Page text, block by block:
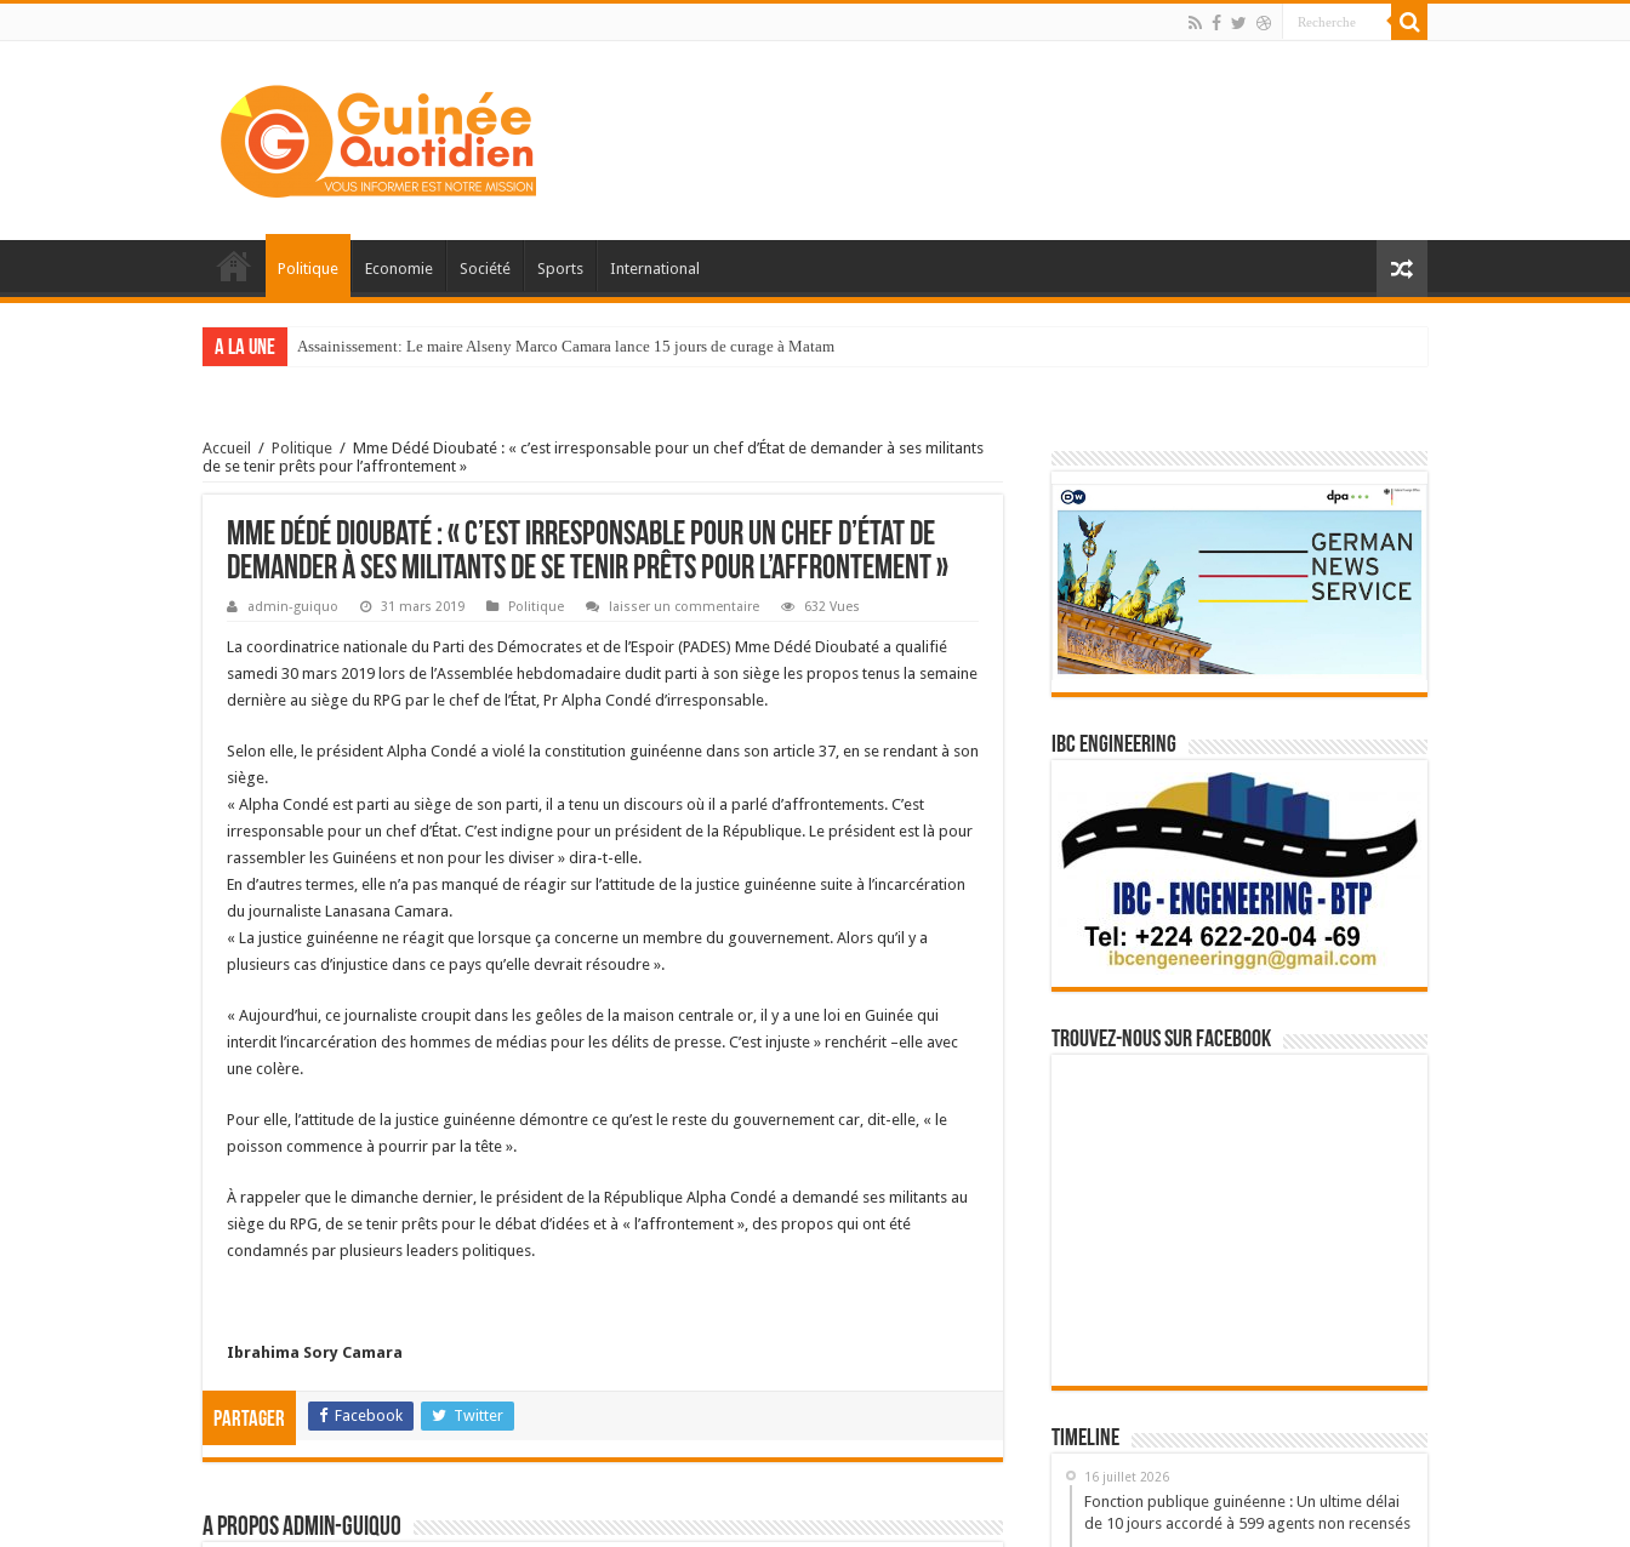
Politique Economie Société Sports International
A la une Assainissement: Le maire Alseny Marco Camara lance 15 jours de curage à Matam
Accueil / Politique / Mme Dédé Dioubaté : « c’est irresponsable pour un chef d’État de demander à ses militants
de se tenir prêts pour l’affrontement »
Mme Dédé Dioubaté : « c’est irresponsable pour un chef d’État de
demander à ses militants de se tenir prêts pour l’affrontement »
admin-guiquo 31 mars 2019 Politique laisser un commentaire 632 Vues
La coordinatrice nationale du Parti des Démocrates et de l’Espoir (PADES) Mme Dédé Dioubaté a qualifié
samedi 30 mars 2019 lors de l’Assemblée hebdomadaire dudit parti à son siège les propos tenus la semaine
dernière au siège du RPG par le chef de l’État, Pr Alpha Condé d’irresponsable.
Selon elle, le président Alpha Condé a violé la constitution guinéenne dans son article 37, en se rendant à son
siège.
« Alpha Condé est parti au siège de son parti, il a tenu un discours où il a parlé d’affrontements. C’est
irresponsable pour un chef d’État. C’est indigne pour un président de la République. Le président est là pour
rassembler les Guinéens et non pour les diviser » dira-t-elle.
En d’autres termes, elle n’a pas manqué de réagir sur l’attitude de la justice guinéenne suite à l’incarcération
du journaliste Lanasana Camara.
« La justice guinéenne ne réagit que lorsque ça concerne un membre du gouvernement. Alors qu’il y a
plusieurs cas d’injustice dans ce pays qu’elle devrait résoudre ».
« Aujourd’hui, ce journaliste croupit dans les geôles de la maison centrale or, il y a une loi en Guinée qui
interdit l’incarcération des hommes de médias pour les délits de presse. C’est injuste » renchérit –elle avec
une colère.
Pour elle, l’attitude de la justice guinéenne démontre ce qu’est le reste du gouvernement car, dit-elle, « le
poisson commence à pourrir par la tête ».
À rappeler que le dimanche dernier, le président de la République Alpha Condé a demandé ses militants au
siège du RPG, de se tenir prêts pour le débat d’idées et à « l’affrontement », des propos qui ont été
condamnés par plusieurs leaders politiques.
Ibrahima Sory Camara
Partager Facebook Twitter
A propos admin-guiquo
IBC Engineering
Trouvez-nous sur Facebook
Timeline
16 juillet 2026
Fonction publique guinéenne : Un ultime délai
de 10 jours accordé à 599 agents non recensés